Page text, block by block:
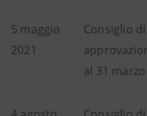
5 maggio
2021
Consiglio
al 31 marzo